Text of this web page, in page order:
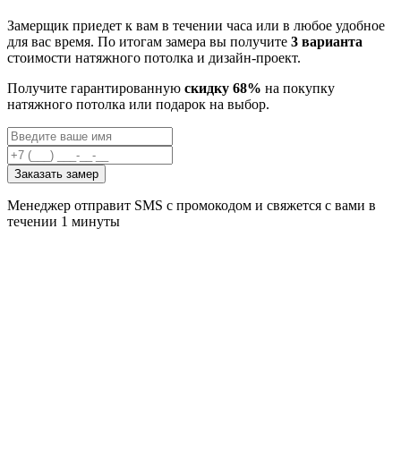
Замерщик приедет к вам в течении часа или в любое удобное
для вас время. По итогам замера вы получите 3 варианта
стоимости натяжного потолка и дизайн-проект.
Получите гарантированную скидку 68% на покупку
натяжного потолка или подарок на выбор.
Заказать замер
Менеджер отправит SMS с промокодом и свяжется с вами в
течении 1 минуты